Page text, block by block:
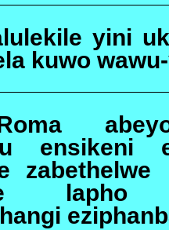
yini
kuwo
ensikeni
zabethelwe
lapho